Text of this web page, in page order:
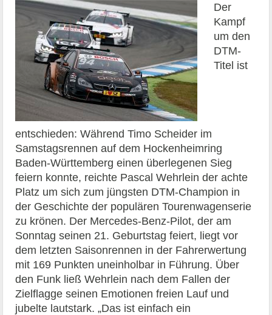
Der
Kampf
um den
DTM-
Titel ist
entschieden: Während Timo Scheider im
Samstagsrennen auf dem Hockenheimring
Baden-Württemberg einen überlegenen Sieg
feiern konnte, reichte Pascal Wehrlein der achte
Platz um sich zum jüngsten DTM-Champion in
der Geschichte der populären Tourenwagenserie
zu krönen. Der Mercedes-Benz-Pilot, der am
Sonntag seinen 21. Geburtstag feiert, liegt vor
dem letzten Saisonrennen in der Fahrerwertung
mit 169 Punkten uneinholbar in Führung. Über
den Funk ließ Wehrlein nach dem Fallen der
Zielflagge seinen Emotionen freien Lauf und
jubelte lautstark. „Das ist einfach ein